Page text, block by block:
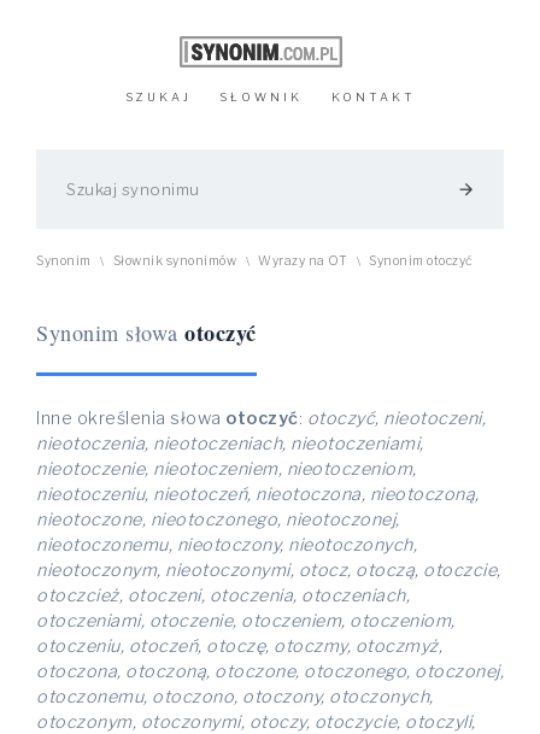
SZUKAJ SŁOWNIK KONTAKT
arrow_forward
Synonim \ Słownik synonimów \ Wyrazy na OT \ Synonim otoczyć
Synonim słowa otoczyć
Inne określenia słowa otoczyć: otoczyć, nieotoczeni,
nieotoczenia, nieotoczeniach, nieotoczeniami,
nieotoczenie, nieotoczeniem, nieotoczeniom,
nieotoczeniu, nieotoczeń, nieotoczona, nieotoczoną,
nieotoczone, nieotoczonego, nieotoczonej,
nieotoczonemu, nieotoczony, nieotoczonych,
nieotoczonym, nieotoczonymi, otocz, otoczą, otoczcie,
otoczcież, otoczeni, otoczenia, otoczeniach,
otoczeniami, otoczenie, otoczeniem, otoczeniom,
otoczeniu, otoczeń, otoczę, otoczmy, otoczmyż,
otoczona, otoczoną, otoczone, otoczonego, otoczonej,
otoczonemu, otoczono, otoczony, otoczonych,
otoczonym, otoczonymi, otoczy, otoczycie, otoczyli,